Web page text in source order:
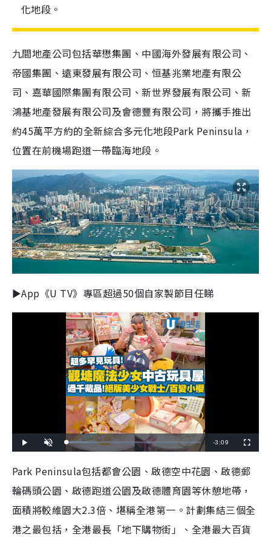
化地段。
九間地產公司包括華懋集團、中國海外發展有限公司、
帝國集團、遠東發展有限公司、恒基兆業地產有限公
司、嘉華國際集團有限公司、新世界發展有限公司、新
鴻基地產發展有限公司及會德豐有限公司，將攜手推出
約45萬平方約的全新綜合多元化地段Park Peninsula，
位置在前機場跑道一帶臨海地段。
►App《U TV》專區超過50個自家製節目任睇
l
n
t
e
L
o
d
1
7
4
%
R
a
i
n
-3:09
u
s
c
e
e
Park Peninsula包括都會公園、啟德空中花園、啟德郵
輪碼頭公園、啟德跑道公園及啟德體育園等休憩地帶，
面積將較維園大2.3倍、堪稱全港第一。計劃集結三個全
港之最包括，全港最長「地下購物街」、全港最大百貨